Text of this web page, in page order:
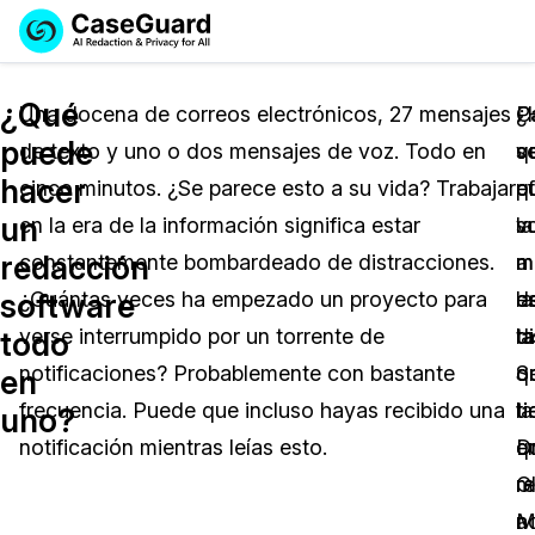
Licencia de CaseGuard Studio
Precios de Redacción a Pedido
Soluciones
Redacción de vídeos
Redacción de documentos
Redacción de audio
Redacción de imágenes
Industrias
Cuerpos Policiales
Transportación
Educación
Precios
Recursos
Artículos
Eventos
Demo
English
Español
¿Qué
puede
hacer
un
redacción
software
todo
en
uno?
Una docena de correos electrónicos, 27 mensajes
de texto y uno o dos mensajes de voz. Todo en
cinco minutos. ¿Se parece esto a su vida? Trabajar
en la era de la información significa estar
constantemente bombardeado de distracciones.
¿Cuántas veces ha empezado un proyecto para
verse interrumpido por un torrente de
notificaciones? Probablemente con bastante
frecuencia. Puede que incluso hayas recibido una
notificación mientras leías esto.
la
a
la
la
a